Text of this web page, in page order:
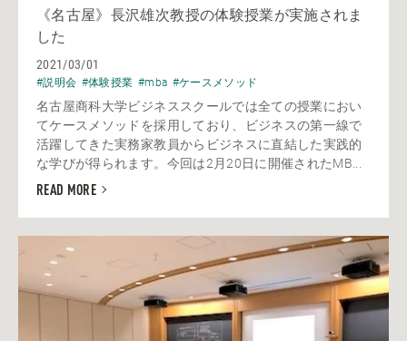
《名古屋》長沢雄次教授の体験授業が実施されま
した
2021/03/01
#説明会 #体験授業 #mba #ケースメソッド
名古屋商科大学ビジネススクールでは全ての授業におい
てケースメソッドを採用しており、ビジネスの第一線で
活躍してきた実務家教員からビジネスに直結した実践的
な学びが得られます。今回は2月20日に開催されたMB...
READ MORE